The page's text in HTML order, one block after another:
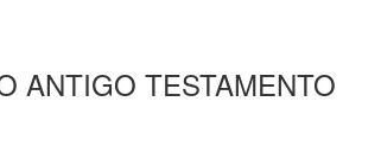
ANTIGO TESTAMENTO